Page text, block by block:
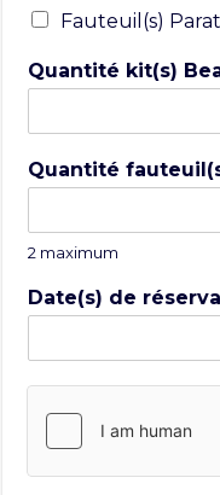
Fauteuil(s)
Quantité kit(s)
Quantité
2 maximum
Date(s) de